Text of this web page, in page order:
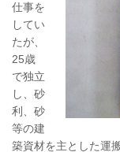
仕事を
してい
たが、
25歳
で独立
し、砂
利、砂
等の建
築資材を主とした運